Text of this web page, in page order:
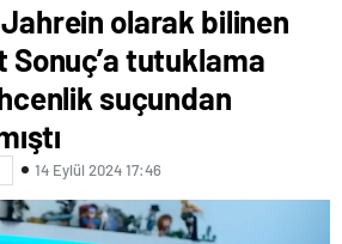
Jahrein olarak bilinen
Sonuç’a tutuklama
suçundan
14 Eylül 2024 17:46